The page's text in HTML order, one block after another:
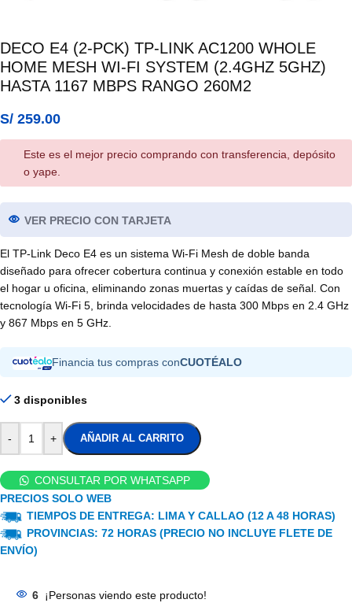
DECO E4 (2-PCK) TP-LINK AC1200 WHOLE
HOME MESH WI-FI SYSTEM (2.4GHZ 5GHZ)
HASTA 1167 MBPS RANGO 260M2
S/ 259.00
Este es el mejor precio comprando con transferencia, depósito
o yape.
VER PRECIO CON TARJETA
El TP-Link Deco E4 es un sistema Wi-Fi Mesh de doble banda
diseñado para ofrecer cobertura continua y conexión estable en todo
el hogar u oficina, eliminando zonas muertas y caídas de señal. Con
tecnología Wi-Fi 5, brinda velocidades de hasta 300 Mbps en 2.4 GHz
y 867 Mbps en 5 GHz.
Financia tus compras conCUOTÉALO
3 disponibles
- + AÑADIR AL CARRITO
CONSULTAR POR WHATSAPP
PRECIOS SOLO WEB
TIEMPOS DE ENTREGA: LIMA Y CALLAO (12 A 48 HORAS)
PROVINCIAS: 72 HORAS (PRECIO NO INCLUYE FLETE DE
ENVÍO)
6 ¡Personas viendo este producto!